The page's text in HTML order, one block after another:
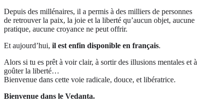
Depuis des millénaires, il a permis à des milliers de personnes
de retrouver la paix, la joie et la liberté qu’aucun objet, aucune
pratique, aucune croyance ne peut offrir.
Et aujourd’hui, il est enfin disponible en français.
Alors si tu es prêt à voir clair, à sortir des illusions mentales et à
goûter la liberté…
Bienvenue dans cette voie radicale, douce, et libératrice.
Bienvenue dans le Vedanta.